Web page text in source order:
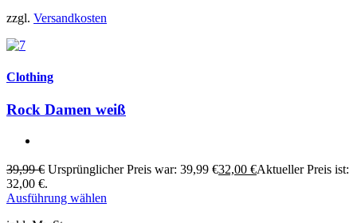
zzgl. Versandkosten
Clothing
Rock Damen weiß
39,99€ Ursprünglicher Preis war: 39,99 €32,00 €Aktueller Preis ist:
32,00 €.
Ausführung wählen